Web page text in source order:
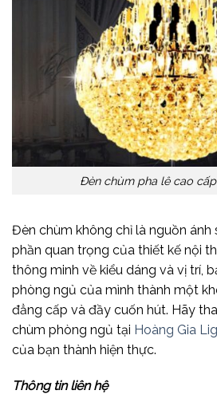
Đèn chùm pha lê cao
Đèn chùm không chỉ là nguồn
phần quan trọng của thiết kế nội
thông minh về kiểu dáng và vị trí,
phòng ngủ của mình thành một
đẳng cấp và đầy cuốn hút. Hãy
chùm phòng ngủ tại Hoàng Gia
của bạn thành hiện thực.
Thông tin liên hệ